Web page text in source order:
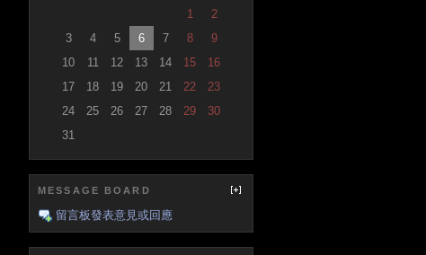
1
2
3
4 5 6 7 8
9
10
11 12 13 14 15
16
17
18 19 20 21 22
23
24
25 26 27 28 29
30
31
MESSAGE BOARD
留言板發表意見或回應